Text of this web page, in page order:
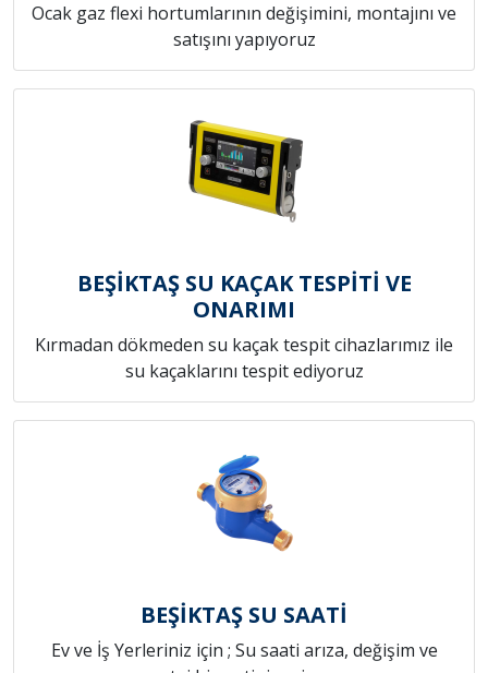
Ocak gaz flexi hortumlarının değişimini, montajını ve
satışını yapıyoruz
BEŞİKTAŞ SU KAÇAK TESPİTİ VE
ONARIMI
Kırmadan dökmeden su kaçak tespit cihazlarımız ile
su kaçaklarını tespit ediyoruz
BEŞİKTAŞ SU SAATİ
Ev ve İş Yerleriniz için ; Su saati arıza, değişim ve